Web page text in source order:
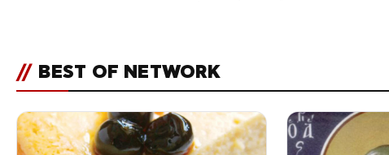
// BEST OF NETWORK